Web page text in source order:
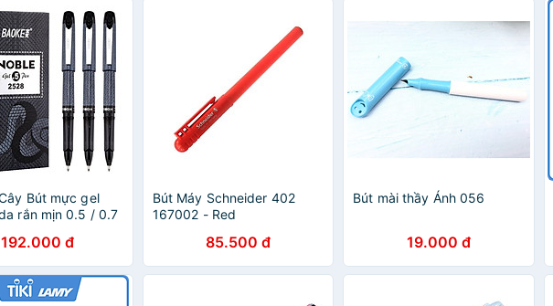
Bút mực gel
rắn mịn 0.5 / 0.7
chất lượng cao
192.000 đ
Bút Máy Schneider 402
167002 - Red
85.500 đ
Bút mài thầy Ánh 056
19.000 đ